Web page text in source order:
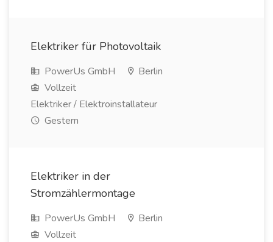
Elektriker für Photovoltaik
PowerUs GmbH
Berlin
Vollzeit
Elektriker / Elektroinstallateur
Gestern
Elektriker in der
Stromzählermontage
PowerUs GmbH
Berlin
Vollzeit